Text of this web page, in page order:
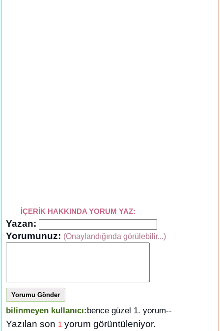
İÇERİK HAKKINDA YORUM YAZ:
Yazan:
Yorumunuz: (Onaylandığında görülebilir...)
Yorumu Gönder
bilinmeyen kullanıcı:bence güzel 1. yorum--
Yazılan son 1 yorum görüntüleniyor.